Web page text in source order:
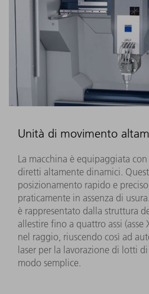
Unità di movimento
La macchina è equipaggiata
diretti altamente dinamici.
posizionamento rapido e
praticamente in assenza di
è rappresentato dalla struttura
allestire fino a quattro assi (asse
nel raggio, riuscendo così ad
laser per la lavorazione di lotti
modo semplice.